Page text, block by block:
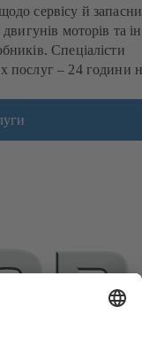
сервісу й
моторів та
Спеціалісти
послуг – 24 години